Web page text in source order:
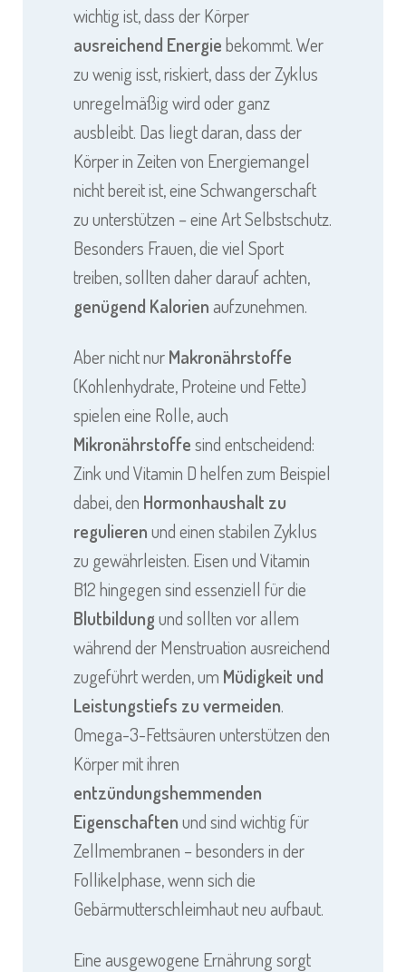
wichtig ist, dass der Körper
ausreichend Energiebekommt. Wer
zu wenig isst, riskiert, dass der Zyklus
unregelmäßig wird oder ganz
ausbleibt. Das liegt daran, dass der
Körper in Zeiten von Energiemangel
nicht bereit ist, eine Schwangerschaft
zu unterstützen – eine Art Selbstschutz.
Besonders Frauen, die viel Sport
treiben, sollten daher darauf achten,
genügend Kalorienaufzunehmen.
Aber nicht nurMakronährstoffe
(Kohlenhydrate, Proteine und Fette)
spielen eine Rolle, auch
Mikronährstoffesind entscheidend:
Zink und Vitamin D helfen zum Beispiel
dabei, den Hormonhaushalt zu
regulierenund einen stabilen Zyklus
zu gewährleisten. Eisen und Vitamin
B12 hingegen sind essenziell für die
Blutbildungund sollten vor allem
während der Menstruation ausreichend
zugeführt werden, um Müdigkeit und
Leistungstiefs zu vermeiden.
Omega-3-Fettsäuren unterstützen den
Körper mit ihren
entzündungshemmenden
Eigenschaftenund sind wichtig für
Zellmembranen – besonders in der
Follikelphase, wenn sich die
Gebärmutterschleimhaut neu aufbaut.
Eine ausgewogene Ernährung sorgt